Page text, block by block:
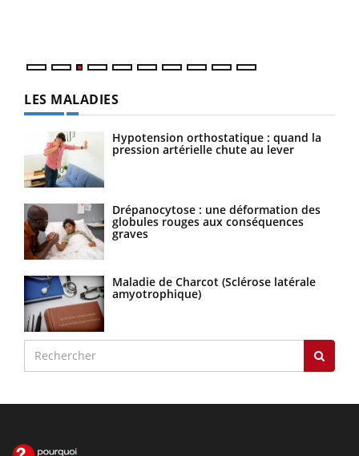
LES MALADIES
Hypotension orthostatique : quand la
pression artérielle chute au lever
Drépanocytose : une déformation des
globules rouges aux conséquences
graves
Maladie de Charcot (Sclérose latérale
amyotrophique)